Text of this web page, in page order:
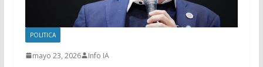
POLITICA
mayo 23, 2026 Info IA